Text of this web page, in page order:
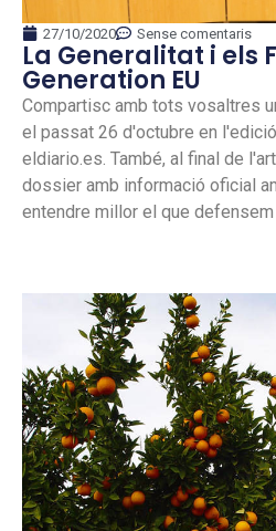
27/10/2020 Sense comentaris
La Generalitat i els
Generation EU
Compartisc amb tots vosaltres
el passat 26 d'octubre en
eldiario.es. També, al final de
dossier amb informació oficial
entendre millor el que